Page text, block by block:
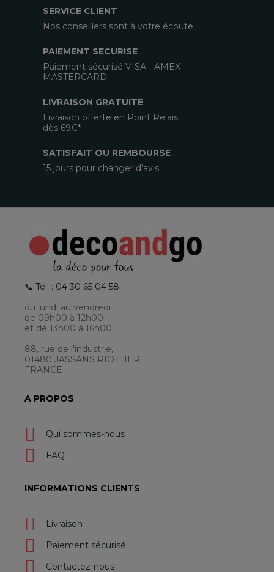
SERVICE CLIENT
Nos conseillers sont à votre écoute
PAIEMENT SECURISE
Paiement sécurisé VISA - AMEX -
MASTERCARD
LIVRAISON GRATUITE
Livraison offerte en Point Relais
dès 69€*
SATISFAIT OU REMBOURSE
15 jours pour changer d’avis
📞 Tél. : 04 30 65 04 58
du lundi au vendredi
de 09h00 à 12h00
et de 13h00 à 16h00
88, rue de l'industrie,
01480 JASSANS RIOTTIER
FRANCE
A PROPOS
Qui sommes-nous
FAQ
INFORMATIONS CLIENTS
Livraison
Paiement sécurisé
Contactez-nous